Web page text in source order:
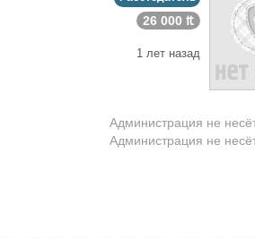
26 000 ₶
1 лет назад
Администрация не
Администрация не